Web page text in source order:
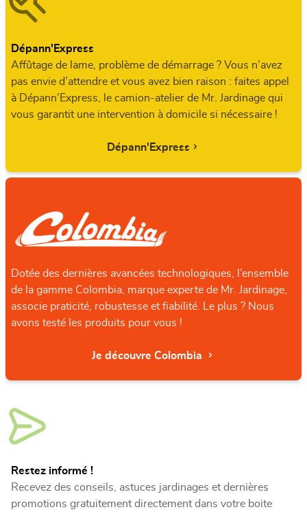
Dépann'Express
Affûtage de lame, problème de démarrage ? Vous n’avez
pas envie d’attendre et vous avez bien raison : faites appel
à Dépann’Express, le camion-atelier de Mr. Jardinage qui
vous garantit une intervention à domicile si nécessaire !
Dépann'Express
Dotée des dernières avancées technologiques, l’ensemble
de la gamme Colombia, marque experte de Mr. Jardinage,
associe praticité, robustesse et fiabilité. Le plus ? Nous
avons testé les produits pour vous !
Je découvre Colombia
Restez informé !
Recevez des conseils, astuces jardinages et dernières
promotions gratuitement directement dans votre boite